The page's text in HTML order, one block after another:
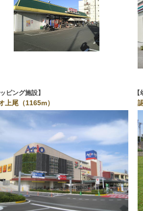
ピング施設
上尾（1165m）